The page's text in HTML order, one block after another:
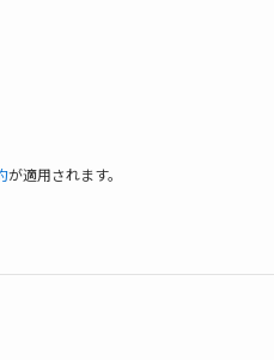
が適用されます。